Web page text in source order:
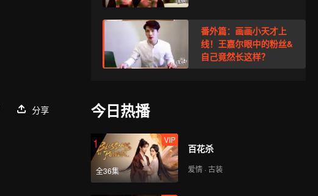
番外篇：画画小天才上
线！王嘉尔眼中的粉丝&
自己竟然长这样？
分享
今日热播
1
全36集
VIP
百花杀
爱情 · 古装